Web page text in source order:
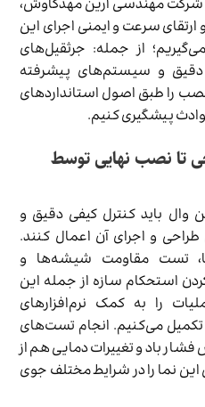
شرکت مهندسی آرین مهدکاوش،
سرعت و ایمنی اجرای این
از جمله: جرثقیل‌های
و سیستم‌های پیشرفته
را طبق اصول استانداردهای
پیشگیری کنیم.
تا نصب نهایی توسط
وال باید کنترل کیفی دقیق و
و اجرای آن اعمال کنند.
تست مقاومت شیشه‌ها و
استحکام سازه از جمله این
را به کمک نرم‌افزارهای
می‌کنیم. انجام تست‌های
باد و تغییرات دمایی هم از
این نما را در شرایط مختلف جوی